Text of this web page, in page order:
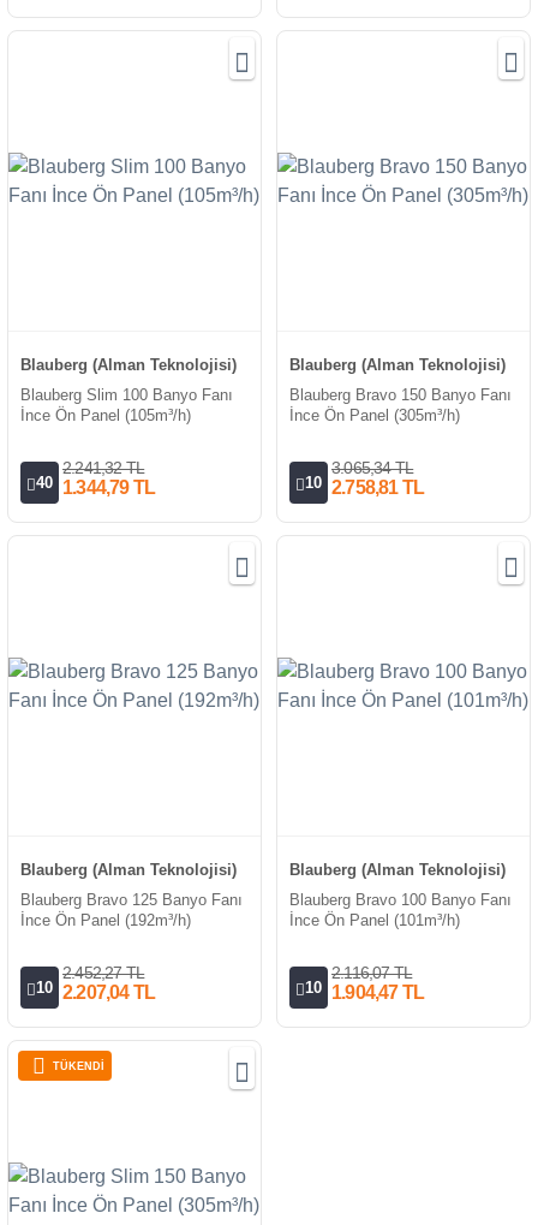
Blauberg (Alman Teknolojisi)
Blauberg Slim 100 Banyo Fanı
İnce Ön Panel (105m³/h)
40
2.241,32 TL
1.344,79 TL
Blauberg (Alman Teknolojisi)
Blauberg Bravo 150 Banyo Fanı
İnce Ön Panel (305m³/h)
10
3.065,34 TL
2.758,81 TL
Blauberg (Alman Teknolojisi)
Blauberg Bravo 125 Banyo Fanı
İnce Ön Panel (192m³/h)
10
2.452,27 TL
2.207,04 TL
Blauberg (Alman Teknolojisi)
Blauberg Bravo 100 Banyo Fanı
İnce Ön Panel (101m³/h)
10
2.116,07 TL
1.904,47 TL
TÜKENDİ